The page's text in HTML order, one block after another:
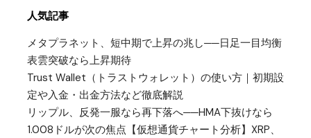
人気記事
メタプラネット、短中期で上昇の兆し──日足一目均衡
表雲突破なら上昇期待
Trust Wallet（トラストウォレット）の使い方｜初期設
定や入金・出金方法など徹底解説
リップル、反発一服なら再下落へ──HMA下抜けなら
1.008ドルが次の焦点【仮想通貨チャート分析】XRP、